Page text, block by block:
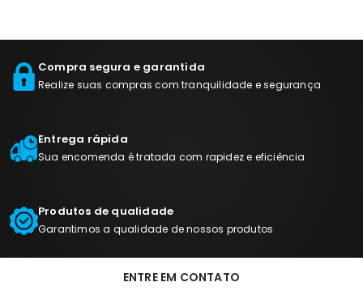
Compra segura e garantida
Realize suas compras com tranquilidade e segurança
Entrega rápida
Sua encomenda é tratada com rapidez e eficiência
Produtos de qualidade
Garantimos a qualidade de nossos produtos
ENTRE EM CONTATO